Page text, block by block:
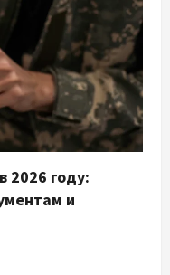
2026 году:
и